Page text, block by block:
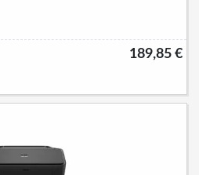
189,85 €